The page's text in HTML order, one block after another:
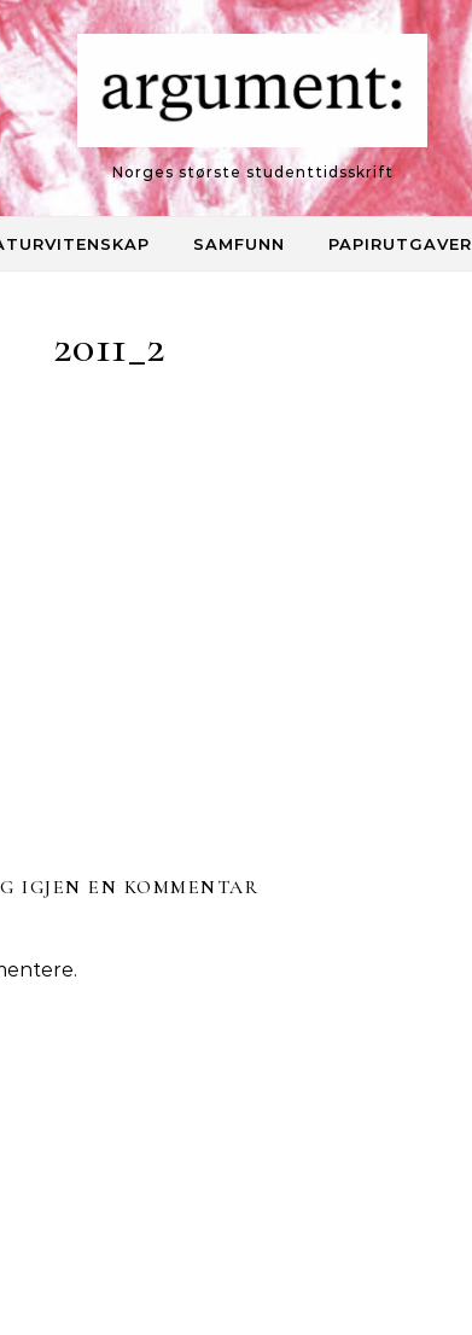
Norges største studenttidsskrift
SAMFUNN PAPIRUTGAVER
2011_2
IGJEN EN KOMMENTAR